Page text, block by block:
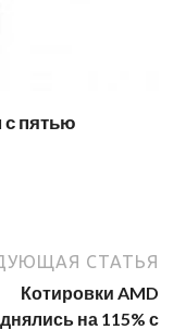
с пятью
СТАТЬЯ
Котировки AMD
на 115% с